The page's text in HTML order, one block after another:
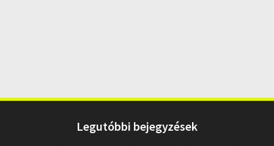
Legutóbbi bejegyzések